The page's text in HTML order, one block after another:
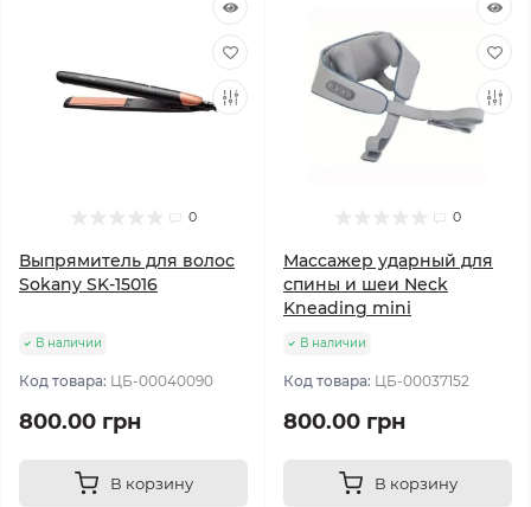
0
Выпрямитель для волос
Sokany SK-15016
В наличии
Код товара: ЦБ-00040090
800.00 грн
В корзину
0
Массажер ударный для
спины и шеи Neck
Kneading mini
В наличии
Код товара: ЦБ-00037152
800.00 грн
В корзину